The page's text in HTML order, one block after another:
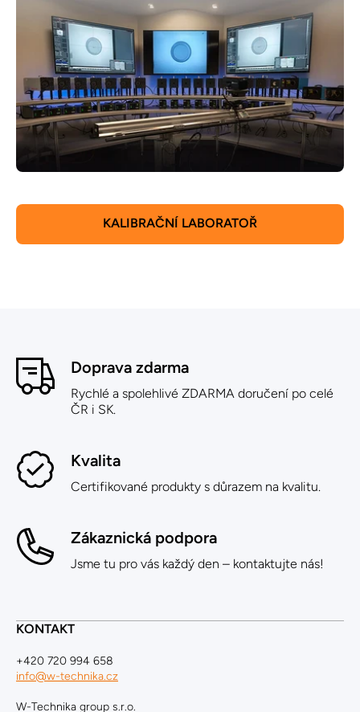
KALIBRAČNÍ LABORATOŘ
Doprava zdarma
Rychlé a spolehlivé ZDARMA doručení po celé
ČR i SK.
Kvalita
Certifikované produkty s důrazem na kvalitu.
Zákaznická podpora
Jsme tu pro vás každý den – kontaktujte nás!
KONTAKT
+420 720 994 658
info@w-technika.cz
W-Technika group s.r.o.